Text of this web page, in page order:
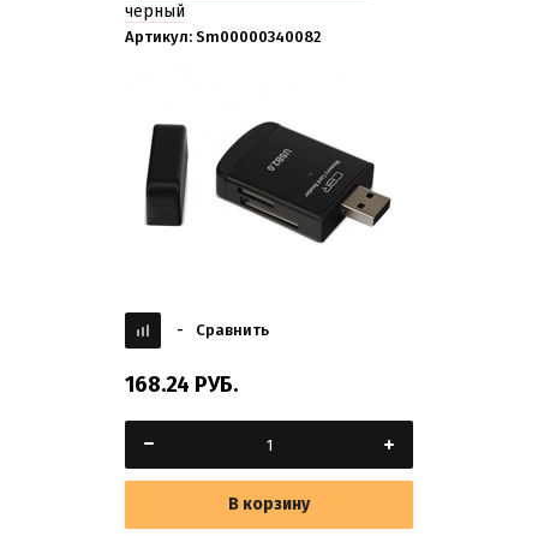
черный
Артикул: Sm00000340082
- Сравнить
168.24 РУБ.
В корзину